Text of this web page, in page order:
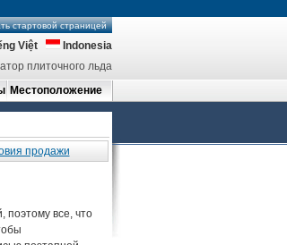
стартовой страницей
Việt
Indonesia
плиточного льда
Местоположение
продажи
поэтому все, что